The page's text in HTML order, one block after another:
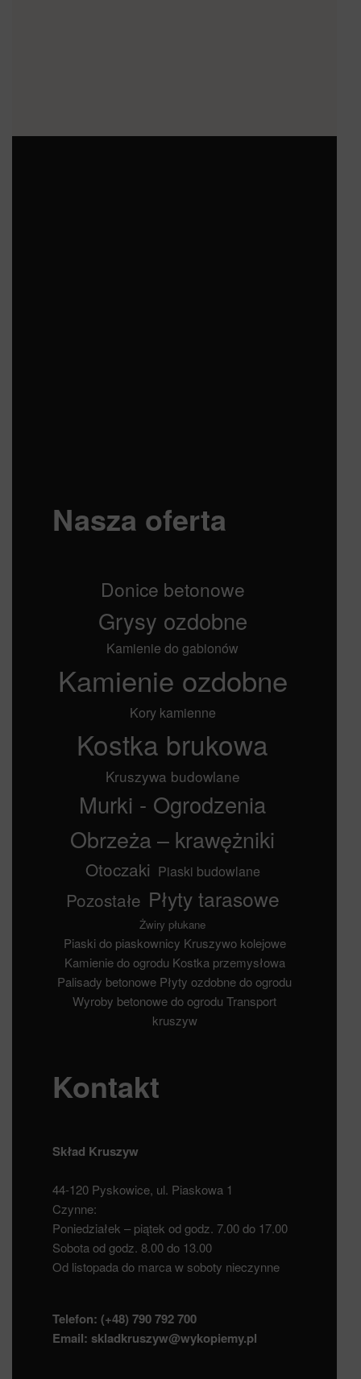
Nasza oferta
Donice betonowe
Grysy ozdobne
Kamienie do gabionów
Kamienie ozdobne
Kory kamienne
Kostka brukowa
Kruszywa budowlane
Murki - Ogrodzenia
Obrzeża – krawężniki
Otoczaki Piaski budowlane
Pozostałe Płyty tarasowe
Żwiry płukane
Piaski do piaskownicy Kruszywo kolejowe
Kamienie do ogrodu Kostka przemysłowa
Palisady betonowe Płyty ozdobne do ogrodu
Wyroby betonowe do ogrodu Transport
kruszyw
Kontakt
Skład Kruszyw
44-120 Pyskowice, ul. Piaskowa 1
Czynne:
Poniedziałek – piątek od godz. 7.00 do 17.00
Sobota od godz. 8.00 do 13.00
Od listopada do marca w soboty nieczynne
Telefon: (+48) 790 792 700
Email: skladkruszyw@wykopiemy.pl